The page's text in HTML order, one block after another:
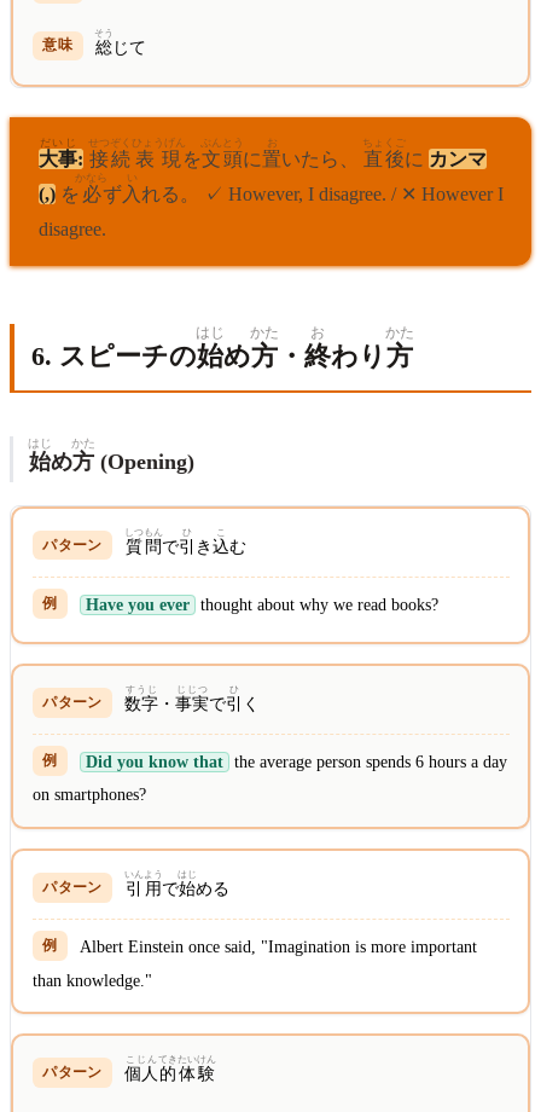
総
そう
じて
大事
だいじ
: 接続
せつぞく
表現
ひょうげん
を文頭
ぶんとう
に置
お
いたら、 直後
ちょくご
に カンマ
(,) を 必
かなら
ず入
い
れる。 ✓ However, I disagree. / ✕ However I
disagree.
6. スピーチの始
はじ
め方
かた
・ 終
お
わり 方
かた
始
はじ
め方
かた
(Opening)
質問
しつもん
で引
ひ
き込
こ
む
Have you ever thought about why we read books?
数字
すうじ
・事実
じじつ
で引
ひ
く
Did you know that the average person spends 6 hours a day
on smartphones?
引用
いんよう
で始
はじ
める
Albert Einstein once said, "Imagination is more important
than knowledge."
個人
こじん
的
てき
体験
たいけん